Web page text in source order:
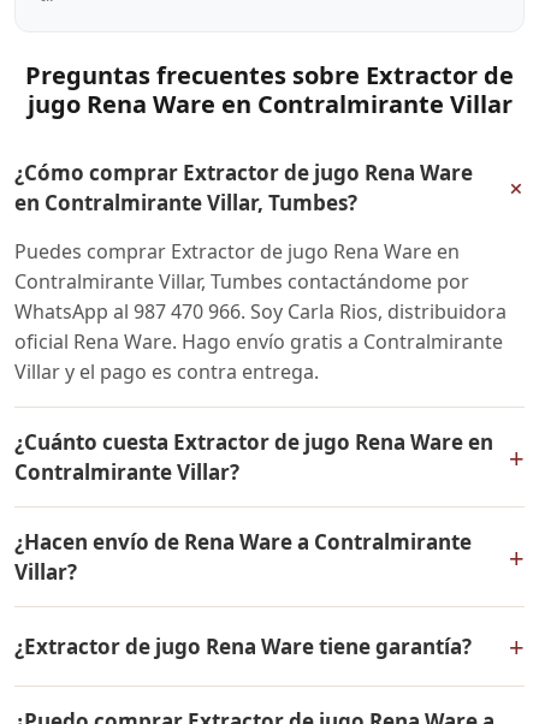
Preguntas frecuentes sobre Extractor de
jugo Rena Ware en Contralmirante Villar
¿Cómo comprar Extractor de jugo Rena Ware
en Contralmirante Villar, Tumbes?
+
Puedes comprar Extractor de jugo Rena Ware en
Contralmirante Villar, Tumbes contactándome por
WhatsApp al 987 470 966. Soy Carla Rios, distribuidora
oficial Rena Ware. Hago envío gratis a Contralmirante
Villar y el pago es contra entrega.
¿Cuánto cuesta Extractor de jugo Rena Ware en
Contralmirante Villar?
+
en todo el Perú. Contáctame por WhatsApp para
conocer el precio actual, promociones disponibles y
facilidades de pago en cuotas desde el 10% de inicial.
¿Hacen envío de Rena Ware a Contralmirante
Villar?
+
Ware a Contralmirante Villar, Tumbes y a todo el Perú. El
pago es contra entrega.
¿Extractor de jugo Rena Ware tiene garantía? +